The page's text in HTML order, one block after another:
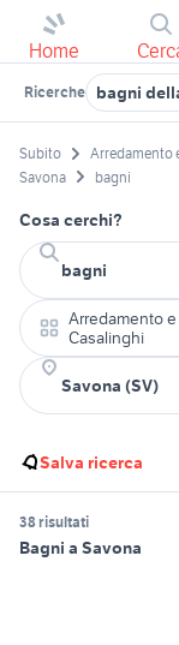
Home
Ricerche bagni
Subito Arredamento
Savona
bagni
Cosa cerchi?
Arredamento e
Casalinghi
Salva ricerca
38 risultati
Bagni a Savona